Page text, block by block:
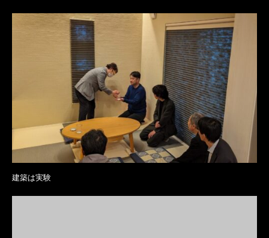
建築は実験